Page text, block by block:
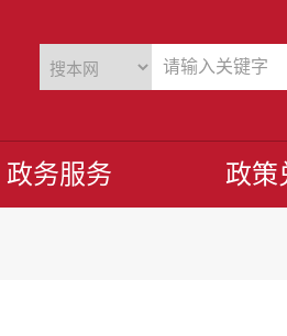
政务服务 政策